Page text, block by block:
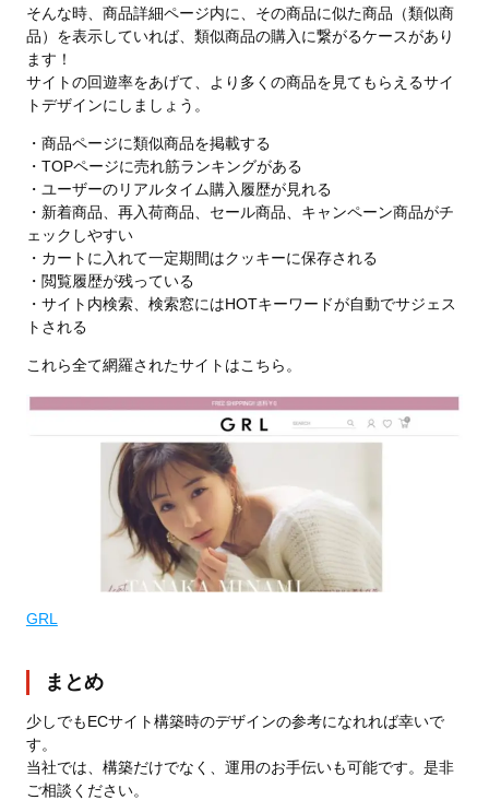
そんな時、商品詳細ページ内に、その商品に似た商品（類似商
品）を表示していれば、類似商品の購入に繋がるケースがあり
ます！
サイトの回遊率をあげて、より多くの商品を見てもらえるサイ
トデザインにしましょう。
・商品ページに類似商品を掲載する
・TOPページに売れ筋ランキングがある
・ユーザーのリアルタイム購入履歴が見れる
・新着商品、再入荷商品、セール商品、キャンペーン商品がチ
ェックしやすい
・カートに入れて一定期間はクッキーに保存される
・閲覧履歴が残っている
・サイト内検索、検索窓にはHOTキーワードが自動でサジェス
トされる
これら全て網羅されたサイトはこちら。
GRL
まとめ
少しでもECサイト構築時のデザインの参考になれれば幸いで
す。
当社では、構築だけでなく、運用のお手伝いも可能です。是非
ご相談ください。